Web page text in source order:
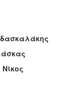
Νίκος